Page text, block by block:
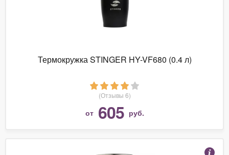
Термокружка STINGER HY-VF680 (0.4 л)
(Отзывы 6)
от 605 руб.